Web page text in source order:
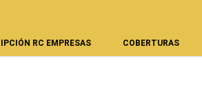
RC EMPRESAS COBERTURAS